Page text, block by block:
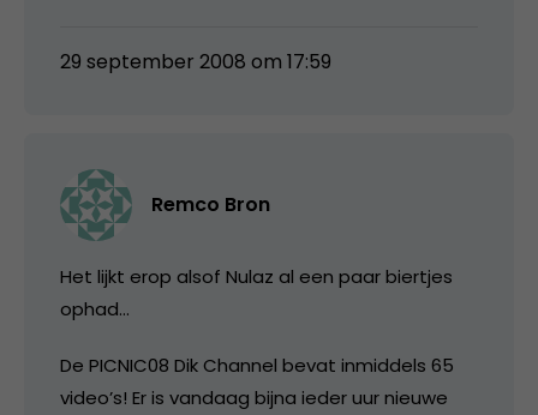
29 september 2008 om 17:59
Remco Bron
Het lijkt erop alsof Nulaz al een paar biertjes
ophad…
De PICNIC08 Dik Channel bevat inmiddels 65
video’s! Er is vandaag bijna ieder uur nieuwe